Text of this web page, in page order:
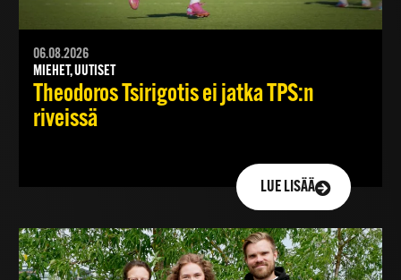
06.08.2026
MIEHET, UUTISET
Theodoros Tsirigotis ei jatka TPS:n
riveissä
LUE LISÄÄ